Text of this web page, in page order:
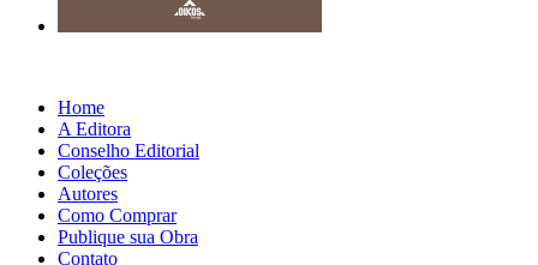
Home
A Editora
Conselho Editorial
Coleções
Autores
Como Comprar
Publique sua Obra
Contato